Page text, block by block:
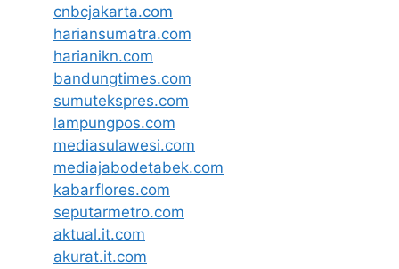
cnbcjakarta.com
hariansumatra.com
harianikn.com
bandungtimes.com
sumutekspres.com
lampungpos.com
mediasulawesi.com
mediajabodetabek.com
kabarflores.com
seputarmetro.com
aktual.it.com
akurat.it.com